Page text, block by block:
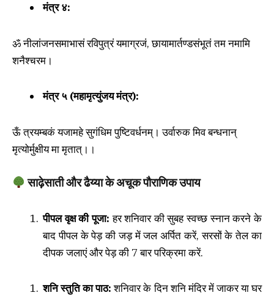
मंत्र ४:
ॐ नीलांजनसमाभासं रविपुत्रं यमाग्रजं, छायामार्तण्डसंभूतं तम नमामि
शनैश्चरम।
मंत्र ५ (महामृत्युंजय मंत्र):
ऊँ त्रयम्बकं यजामहे सुगंधिम पुष्टिवर्धनम्। उर्वारुक मिव बन्धनान्
मृत्योर्मुक्षीय मा मृतात्।।
साढ़ेसाती और ढैय्या के अचूक पौराणिक उपाय
पीपल वृक्ष की पूजा: हर शनिवार की सुबह स्वच्छ स्नान करने के
बाद पीपल के पेड़ की जड़ में जल अर्पित करें, सरसों के तेल का
दीपक जलाएं और पेड़ की 7 बार परिक्रमा करें.
शनि स्तुति का पाठ:शनिवार के दिन शनि मंदिर में जाकर या घर